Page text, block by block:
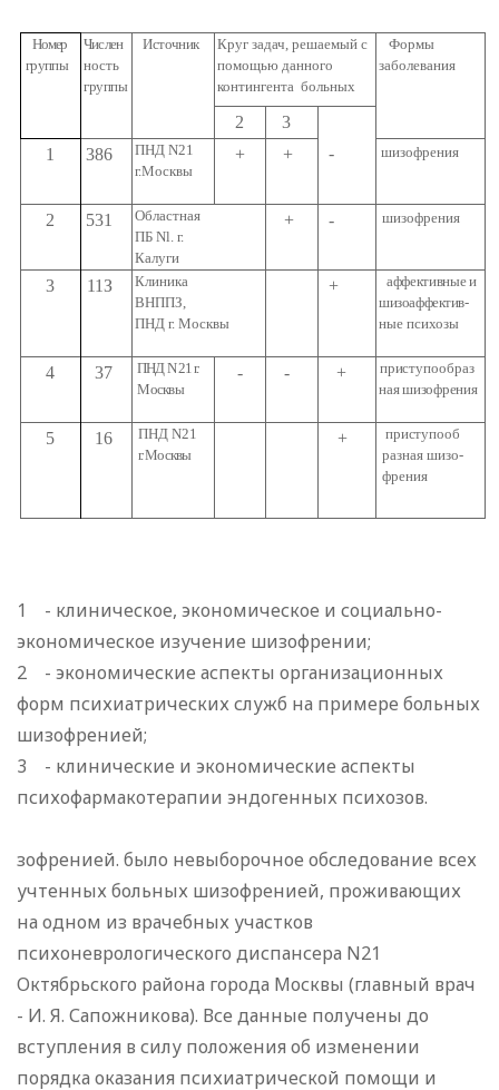
Номер
группы
Числен­
ность
группы
Источник
Круг задач, решаемый с
помощью данного
контингента больных
Формы
заболевания
2
3
1
386
ПНД N21
г.Москвы
+ + - шизофрения
2 531
Областная
ПБNl.г.
Калуги
+ - шизофрения
3 11З
Клиника
ВНППЗ,
ПНД г. Москвы
+
аффективные и
шизоаффектив-
ные психозы
4 37 ПНД N 21г.
Москвы
- - +
приступообраз­
ная шизофрения
5 16
ПНД N21
г. Москвы
+
приступооб­
разная шизо­
френия
1 - клиническое, экономическое и социально-
экономическое изучение шизофрении;
2 - экономические аспекты организационных
форм психиатрических служб на примере больных
шизофренией;
3 - клинические и экономические аспекты
психофармакотерапии эндогенных психозов.
зофренией. было невыборочное обследование всех
учтенных больных шизофренией, проживающих
на одном из врачебных участков
психоневрологического диспансера N21
Октябрьского района города Москвы (главный врач
- И. Я. Сапожникова). Все данные получены до
вступления в силу положения об изменении
порядка оказания психиатрической помощи и